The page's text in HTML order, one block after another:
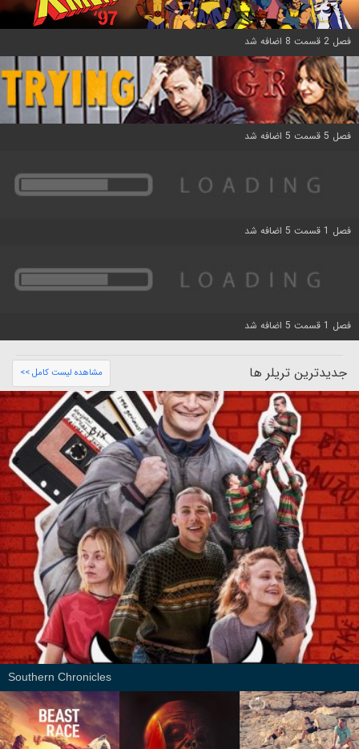
فصل 2 قسمت 8 اضافه شد
فصل 5 قسمت 5 اضافه شد
فصل 1 قسمت 5 اضافه شد
فصل 1 قسمت 5 اضافه شد
جدیدترین تریلر ها مشاهده لیست کامل >>
Southern Chronicles